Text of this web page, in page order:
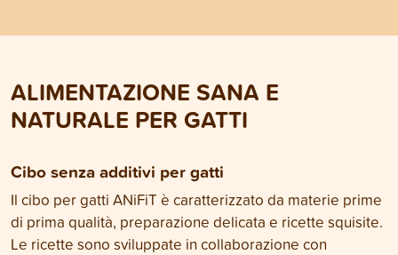
tuo gatto e per scegliere se il cibo
scoprirai quali sono i principi di
un’alimentazione corretta per il gatto
e quale tipo di nutrizione rispetta
maggiormente i suoi bisogni
Mentre alcuni
ALIMENTAZIONE SANA E
NATURALE PER GATTI
Cibo senza additivi per gatti
Il cibo per gatti ANiFiT è caratterizzato da materie prime
di prima qualità, preparazione delicata e ricette squisite.
Le ricette sono sviluppate in collaborazione con